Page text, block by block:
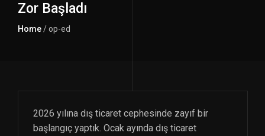
Zor Başladı
Home/ op-ed
2026 yılına dış ticaret cephesinde zayıf bir
başlangıç yaptık. Ocak ayında dış ticaret